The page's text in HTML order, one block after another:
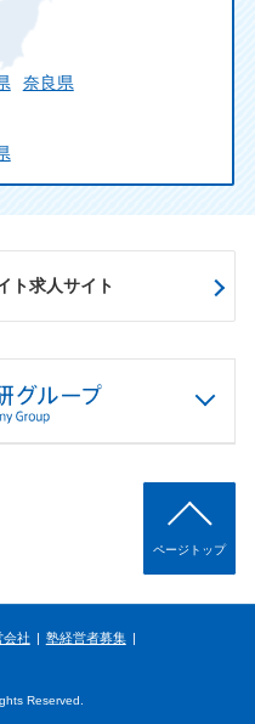
奈良県
ト求人サイト
ページトップ
会社
塾経営者募集
Reserved.